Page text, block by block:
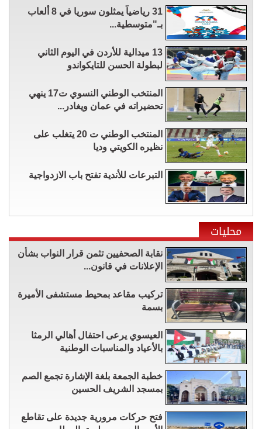
31 رياضياً يمثلون سوريا في 8 ألعاب
بـ"متوسطية...
13 ميدالية للأردن في اليوم الثاني
لبطولة الحسن للتايكواندو
المنتخب الوطني النسوي ت17 ينهي
تحضيراته في عمان ويغادر...
المنتخب الوطني ت 20 يتغلب على
نظيره الكويتي وديا
التبرعات للأندية تفتح باب الازدواجية
محليات
نقابة الصحفيين تثمن قرار النواب بشأن
الإعلانات في قانون...
تركيب مقاعد بمحيط مستشفى الأميرة
بسمة
العيسوي يرعى احتفال أهالي الرمثا
بالأعياد والمناسبات الوطنية
خطبة الجمعة بلغة الإشارة تجمع الصم
بمسجد الشريف الحسين
فتح حركات مرورية جديدة على تقاطع